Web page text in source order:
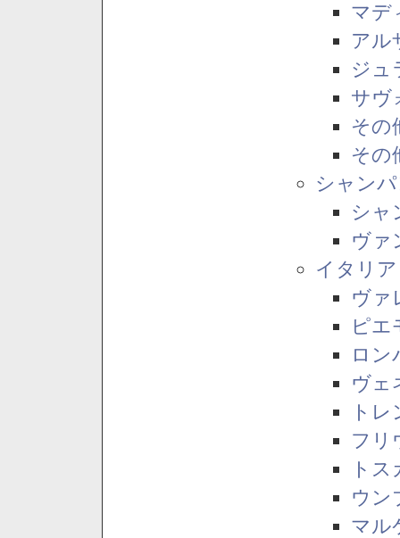
マデ
アル
ジュ
サヴ
その
その
シャン
シャ
ヴァ
イタリア
ヴァ
ピエ
ロン
ヴェ
ト
フリ
ト
ウン
マル